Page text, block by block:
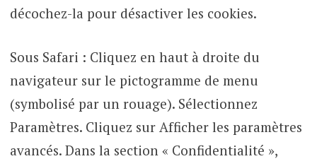
décochez-la pour désactiver les cookies.
Sous Safari : Cliquez en haut à droite du
navigateur sur le pictogramme de menu
(symbolisé par un rouage). Sélectionnez
Paramètres. Cliquez sur Afficher les paramètres
avancés. Dans la section « Confidentialité »,